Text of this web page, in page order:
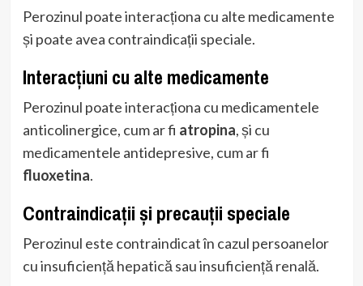
Perozinul poate interacționa cu alte medicamente
și poate avea contraindicații speciale.
Interacțiuni cu alte medicamente
Perozinul poate interacționa cu medicamentele
anticolinergice, cum ar fi atropina, și cu
medicamentele antidepresive, cum ar fi
fluoxetina.
Contraindicații și precauții speciale
Perozinul este contraindicat în cazul persoanelor
cu insuficiență hepatică sau insuficiență renală.